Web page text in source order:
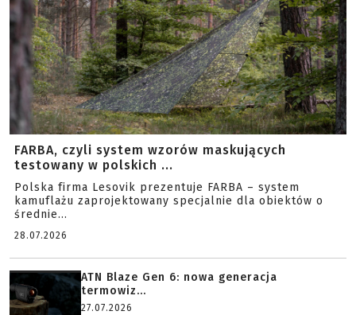
FARBA, czyli system wzorów maskujących
testowany w polskich ...
Polska firma Lesovik prezentuje FARBA – system
kamuflażu zaprojektowany specjalnie dla obiektów o
średnie...
28.07.2026
ATN Blaze Gen 6: nowa generacja
termowiz...
27.07.2026